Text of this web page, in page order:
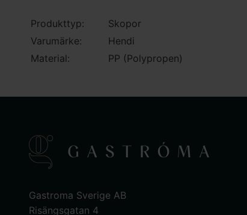
Produkttyp:
Skopor
Varumärke:
Hendi
Material:
PP (Polypropen)
Gastroma Sverige AB
Risängsgatan 4